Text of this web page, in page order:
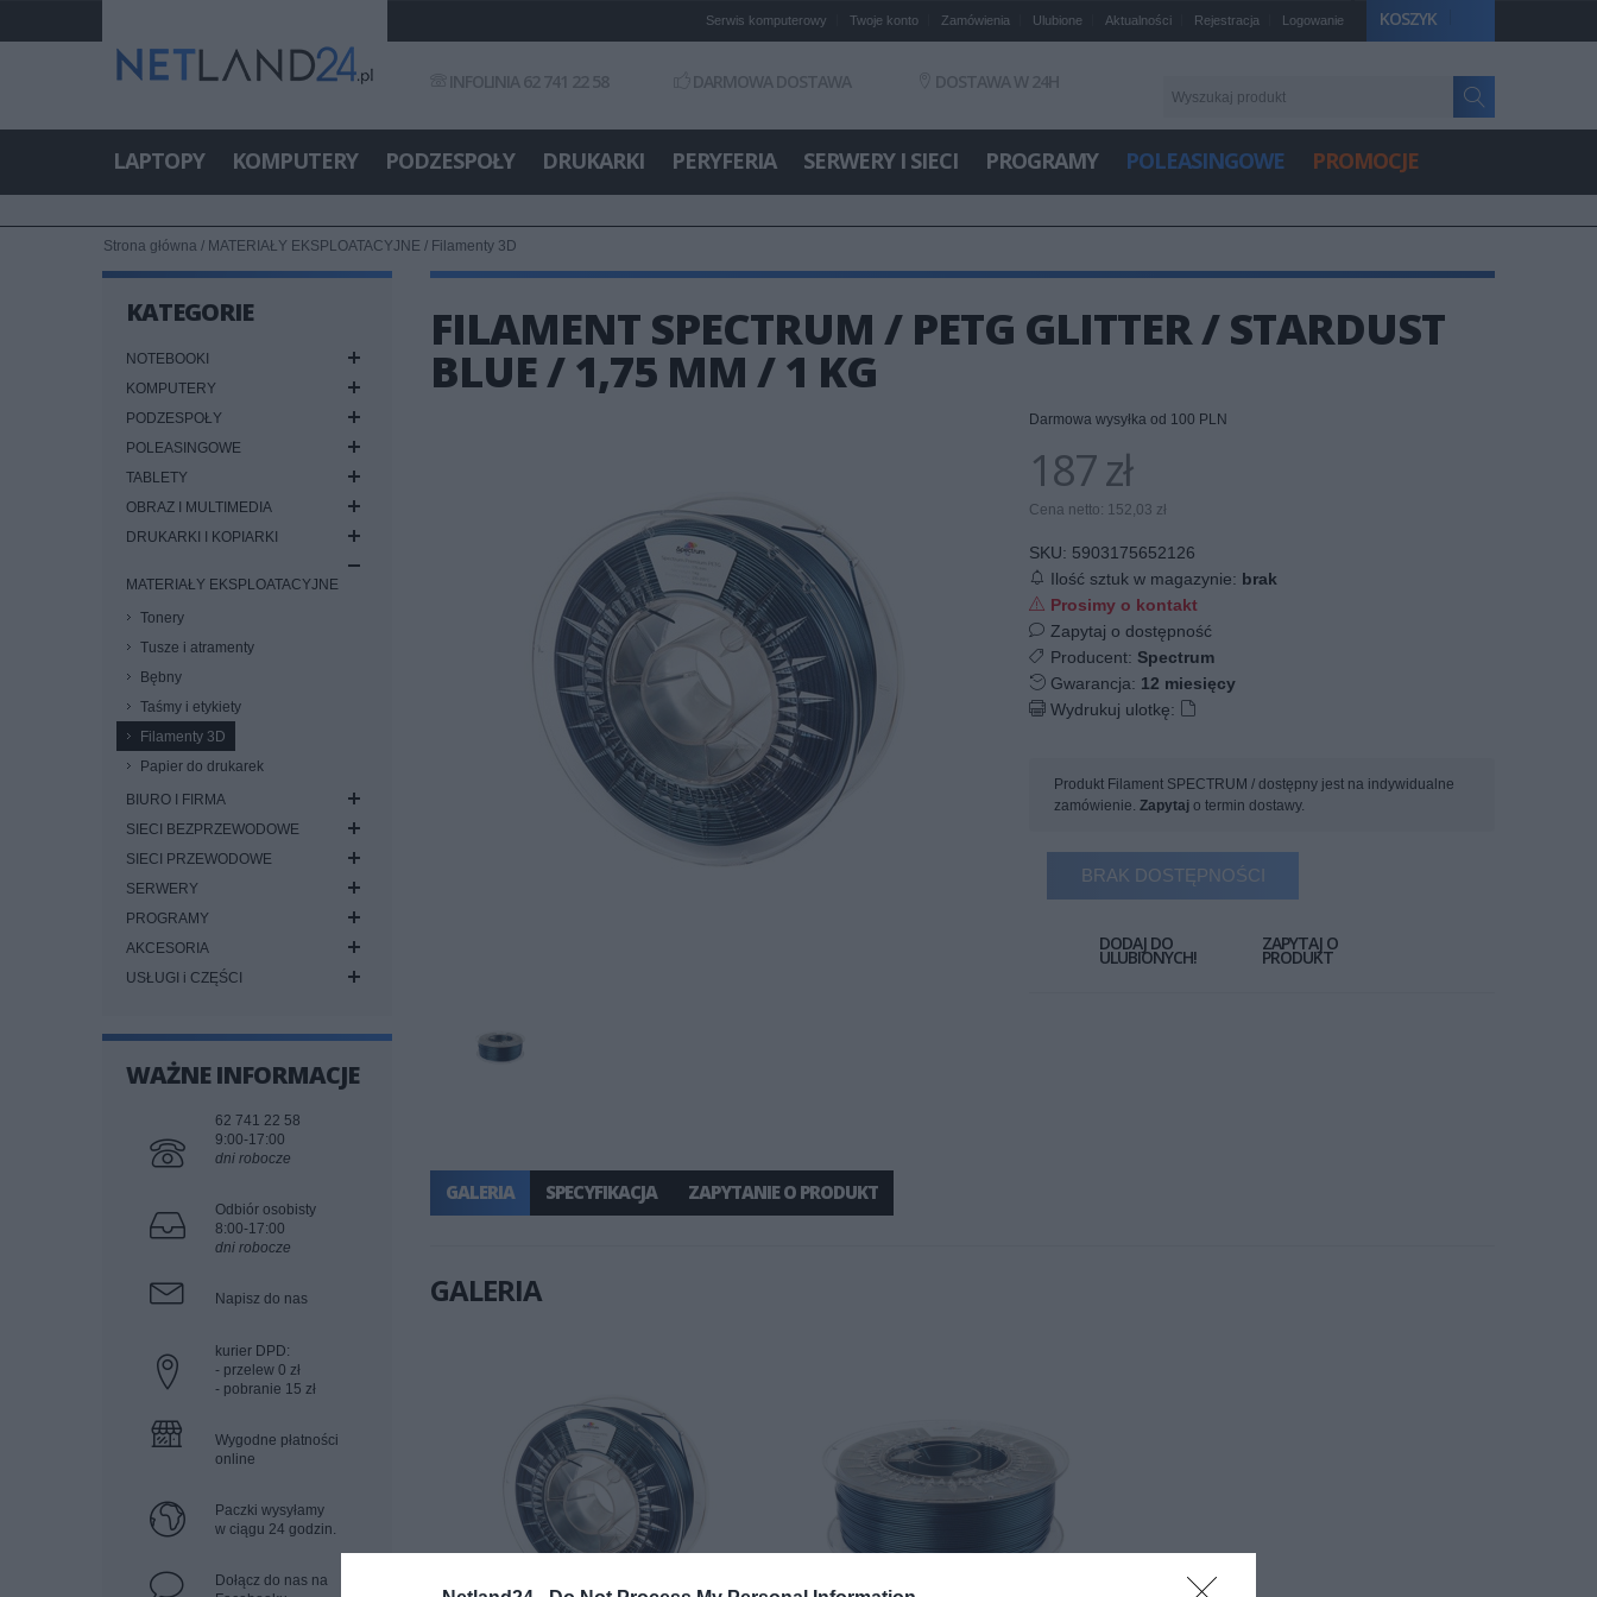
KOSZYK
Serwis komputerowy Twoje konto Zamówienia Ulubione Aktualności Rejestracja Logowanie
INFOLINIA 62 741 22 58 DARMOWA DOSTAWA DOSTAWA W 24H
LAPTOPY KOMPUTERY PODZESPOŁY DRUKARKI PERYFERIA SERWERY I SIECI PROGRAMY POLEASINGOWE PROMOCJE
Strona główna / MATERIAŁY EKSPLOATACYJNE / Filamenty 3D
KATEGORIE
NOTEBOOKI
KOMPUTERY
PODZESPOŁY
POLEASINGOWE
TABLETY
OBRAZ I MULTIMEDIA
DRUKARKI I KOPIARKI
MATERIAŁY EKSPLOATACYJNE
Tonery
Tusze i atramenty
Bębny
Taśmy i etykiety
Filamenty 3D
Papier do drukarek
BIURO I FIRMA
SIECI BEZPRZEWODOWE
SIECI PRZEWODOWE
SERWERY
PROGRAMY
AKCESORIA
USŁUGI i CZĘŚCI
WAŻNE INFORMACJE
62 741 22 58
9:00-17:00
dni robocze
Odbiór osobisty
8:00-17:00
dni robocze
Napisz do nas
kurier DPD:
- przelew 0 zł
- pobranie 15 zł
Wygodne płatności
online
Paczki wysyłamy
w ciągu 24 godzin.
Dołącz do nas na
FILAMENT SPECTRUM / PETG GLITTER / STARDUST
BLUE / 1,75 MM / 1 KG
Darmowa wysyłka od 100 PLN
187 zł
Cena netto: 152,03 zł
SKU: 5903175652126
Ilość sztuk w magazynie: brak
Prosimy o kontakt
Zapytaj o dostępność
Producent: Spectrum
Gwarancja: 12 miesięcy
Wydrukuj ulotkę:
Produkt Filament SPECTRUM / dostępny jest na indywidualne
zamówienie. Zapytaj o termin dostawy.
BRAK DOSTĘPNOŚCI
DODAJ DO
ULUBIONYCH!
ZAPYTAJ O
PRODUKT
GALERIA SPECYFIKACJA ZAPYTANIE O PRODUKT
GALERIA